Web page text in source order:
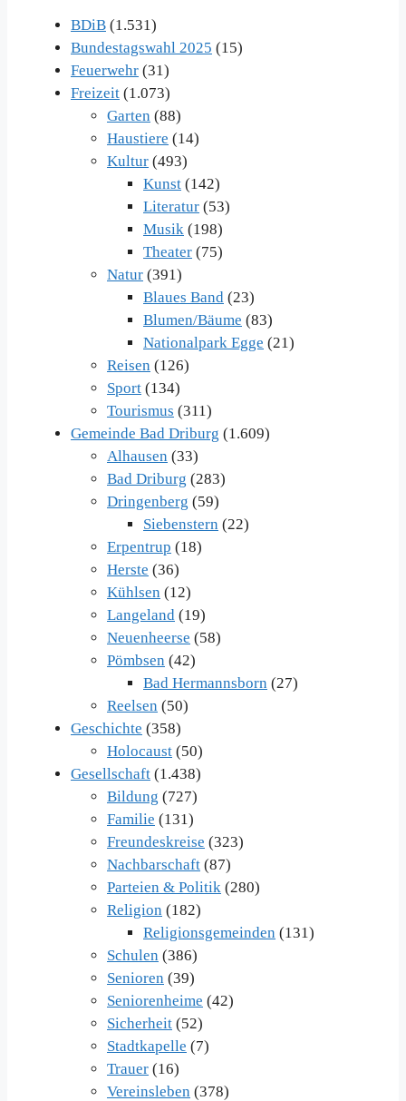
BDiB (1.531)
Bundestagswahl 2025 (15)
Feuerwehr (31)
Freizeit (1.073)
Garten (88)
Haustiere (14)
Kultur (493)
Kunst (142)
Literatur (53)
Musik (198)
Theater (75)
Natur (391)
Blaues Band (23)
Blumen/Bäume (83)
Nationalpark Egge (21)
Reisen (126)
Sport (134)
Tourismus (311)
Gemeinde Bad Driburg (1.609)
Alhausen (33)
Bad Driburg (283)
Dringenberg (59)
Siebenstern (22)
Erpentrup (18)
Herste (36)
Kühlsen (12)
Langeland (19)
Neuenheerse (58)
Pömbsen (42)
Bad Hermannsborn (27)
Reelsen (50)
Geschichte (358)
Holocaust (50)
Gesellschaft (1.438)
Bildung (727)
Familie (131)
Freundeskreise (323)
Nachbarschaft (87)
Parteien & Politik (280)
Religion (182)
Religionsgemeinden (131)
Schulen (386)
Senioren (39)
Seniorenheime (42)
Sicherheit (52)
Stadtkapelle (7)
Trauer (16)
Vereinsleben (378)